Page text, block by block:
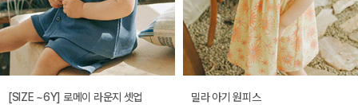
엘리오 아기 블라우스 엘로디 니트 아기 뷔스티에